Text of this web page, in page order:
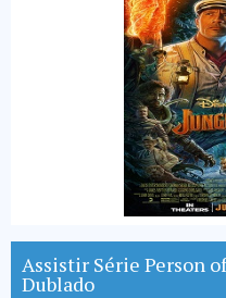
Assistir Série Person
Dublado